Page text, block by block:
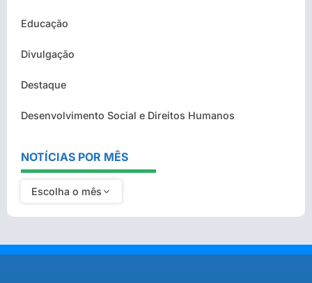
Educação
Divulgação
Destaque
Desenvolvimento Social e Direitos Humanos
NOTÍCIAS POR MÊS
Escolha o mês